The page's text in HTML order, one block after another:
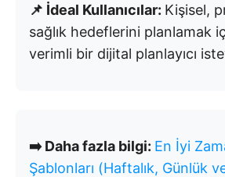
📌 İdeal Kullanıcılar: Kişisel,
sağlık hedeflerini planlamak
verimli bir dijital planlayıcı
➡️ Daha fazla bilgi: En İyi
Şablonları (Haftalık, Günlük